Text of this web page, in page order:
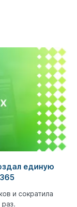
единую
и сократила